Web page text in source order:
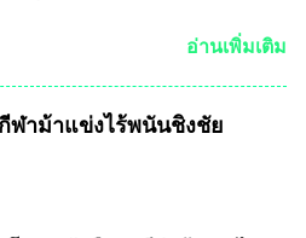
ทาน สมเด็จพระเจ้าอยู่หัว มหา
ดการแข่งขัน และ นายวีรยุทธ
นคณะกรรมการจัดการแข่งขัน
าน ได้ร่วมกันประชุมหารือ
งเทพมหานครโดย พันเอกสมศักดิ์
นคร ได้เป็นประธาน แจก
ารแห้ง ให้กับพี่น้องชุมชนชาว
เขตภาษีเจริญ และชุมชน 50
อ่านเพิ่มเติม
ฬาม้าแข่งไร้พนันชิงชัย